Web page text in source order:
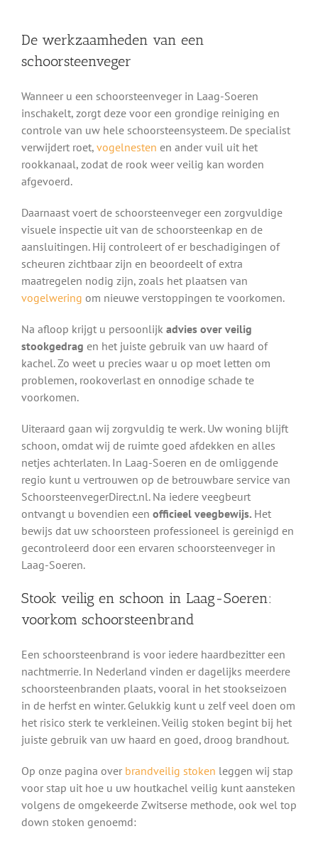
De werkzaamheden van een
schoorsteenveger
Wanneer u een schoorsteenveger in Laag-Soeren
inschakelt, zorgt deze voor een grondige reiniging en
controle van uw hele schoorsteensysteem. De specialist
verwijdert roet, vogelnesten en ander vuil uit het
rookkanaal, zodat de rook weer veilig kan worden
afgevoerd.
Daarnaast voert de schoorsteenveger een zorgvuldige
visuele inspectie uit van de schoorsteenkap en de
aansluitingen. Hij controleert of er beschadigingen of
scheuren zichtbaar zijn en beoordeelt of extra
maatregelen nodig zijn, zoals het plaatsen van
vogelwering om nieuwe verstoppingen te voorkomen.
Na afloop krijgt u persoonlijk advies over veilig
stookgedrag en het juiste gebruik van uw haard of
kachel. Zo weet u precies waar u op moet letten om
problemen, rookoverlast en onnodige schade te
voorkomen.
Uiteraard gaan wij zorgvuldig te werk. Uw woning blijft
schoon, omdat wij de ruimte goed afdekken en alles
netjes achterlaten. In Laag-Soeren en de omliggende
regio kunt u vertrouwen op de betrouwbare service van
SchoorsteenvegerDirect.nl. Na iedere veegbeurt
ontvangt u bovendien een officieel veegbewijs. Het
bewijs dat uw schoorsteen professioneel is gereinigd en
gecontroleerd door een ervaren schoorsteenveger in
Laag-Soeren.
Stook veilig en schoon in Laag-Soeren:
voorkom schoorsteenbrand
Een schoorsteenbrand is voor iedere haardbezitter een
nachtmerrie. In Nederland vinden er dagelijks meerdere
schoorsteenbranden plaats, vooral in het stookseizoen
in de herfst en winter. Gelukkig kunt u zelf veel doen om
het risico sterk te verkleinen. Veilig stoken begint bij het
juiste gebruik van uw haard en goed, droog brandhout.
Op onze pagina over brandveilig stoken leggen wij stap
voor stap uit hoe u uw houtkachel veilig kunt aansteken
volgens de omgekeerde Zwitserse methode, ook wel top
down stoken genoemd: